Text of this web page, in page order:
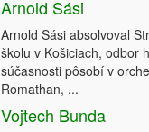
Arnold Sási
Arnold Sási absolvoval
školu v Košiciach, odbor
súčasnosti pôsobí v
Romathan, ...
Vojtech Bunda